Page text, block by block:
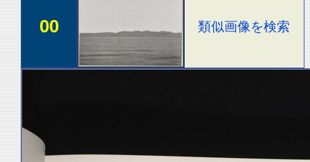
00 類似画像を検索